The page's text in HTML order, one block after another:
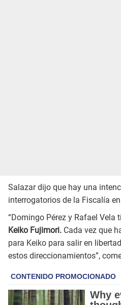
Salazar dijo que hay una
interrogatorios de la Fiscalía
“Domingo Pérez y Rafael Vela
Keiko Fujimori. Cada vez que
para Keiko para salir en
estos direccionamientos”,